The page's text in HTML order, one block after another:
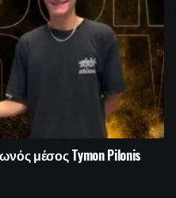
μέσος Tymon Pilonis